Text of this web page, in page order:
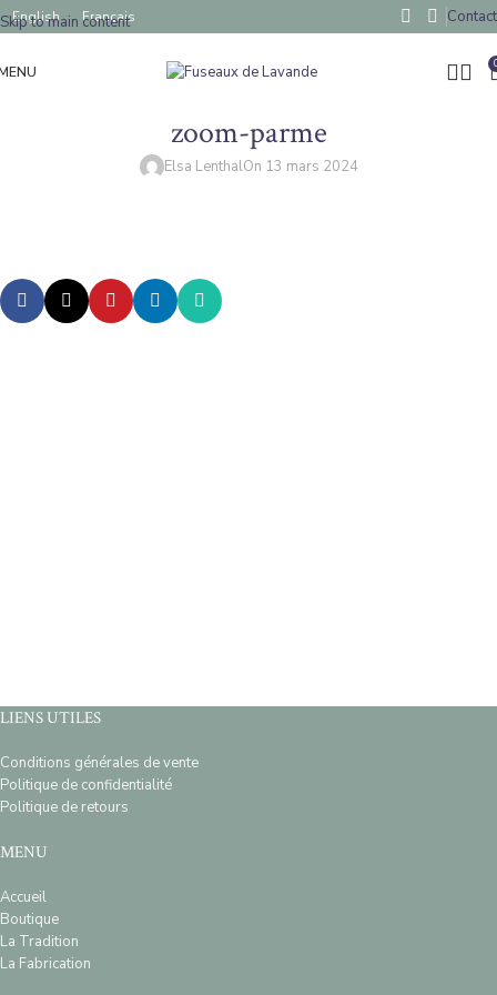
Skip to main content
English Français Contact
zoom-parme
Elsa LenthalOn 13 mars 2024
LIENS UTILES
Conditions générales de vente
Politique de confidentialité
Politique de retours
MENU
Accueil
Boutique
La Tradition
La Fabrication